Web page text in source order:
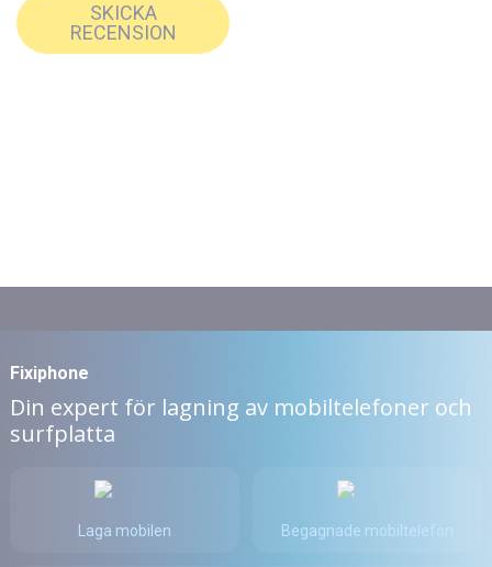
SKICKA
RECENSION
Fixiphone
Din expert för lagning av mobiltelefoner och
surfplatta
Laga mobilen Begagnade mobiltelefon